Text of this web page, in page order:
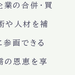
業の合併・買
や人材を補
参画できる
の恩恵を享